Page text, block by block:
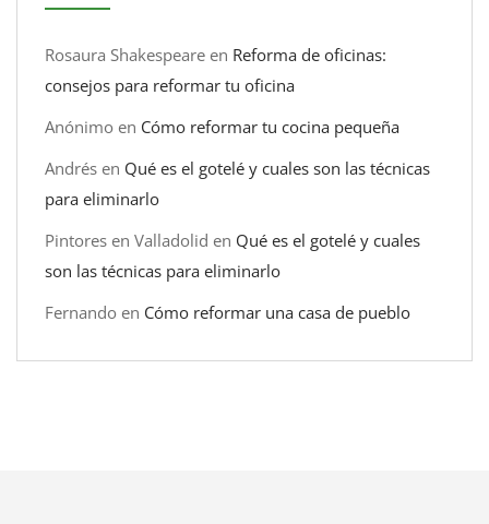
Rosaura Shakespeare en Reforma de oficinas:
consejos para reformar tu oficina
Anónimo en Cómo reformar tu cocina pequeña
Andrés en Qué es el gotelé y cuales son las técnicas
para eliminarlo
Pintores en Valladolid en Qué es el gotelé y cuales
son las técnicas para eliminarlo
Fernando en Cómo reformar una casa de pueblo